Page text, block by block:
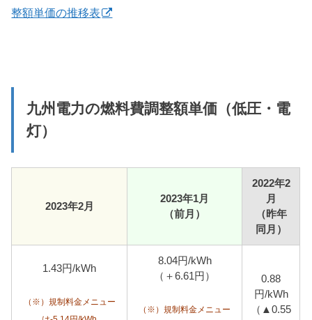
整額単価の推移表
九州電力の燃料費調整額単価（低圧・電
灯）
2023年2月
2023年1月
（前月）
2022年2
月
（昨年
同月）
1.43円/kWh
（※）規制料金メニュー
8.04円/kWh
（＋6.61円）
（※）規制料金メニュー
0.88
円/kWh
（▲0.55